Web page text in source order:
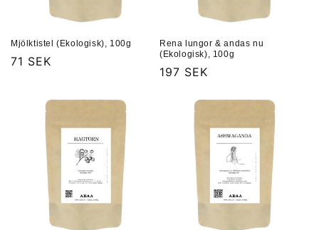
Mjölktistel (Ekologisk), 100g
Ordinarie
71 SEK
Rena lungor & andas nu
(Ekologisk), 100g
Ordinarie
197 SEK